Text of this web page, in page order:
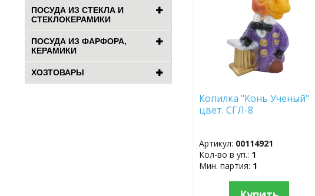
ПОСУДА ИЗ СТЕКЛА И
СТЕКЛОКЕРАМИКИ
ПОСУДА ИЗ ФАРФОРА,
КЕРАМИКИ
ХОЗТОВАРЫ
Копилка "Конь Ученый"
цвет. СГЛ-8
Артикул: 00114921
Кол-во в уп.: 1
Мин. партия: 1